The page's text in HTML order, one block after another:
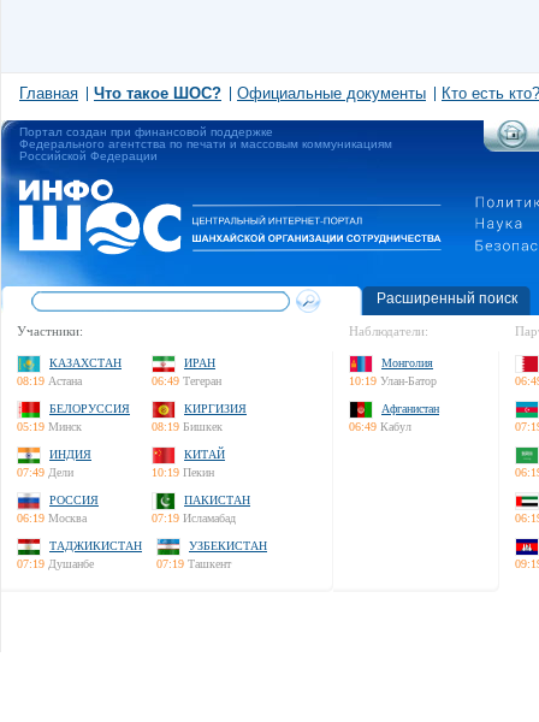
Главная Что такое ШОС? Официальные документы Кто есть кто?
Портал создан при финансовой поддержке
Федерального агентства по печати и массовым коммуникациям
Российской Федерации
Расширенный поиск
Участники:
КАЗАХСТАН
08:19 Астана
ИРАН
06:49 Тегеран
БЕЛОРУССИЯ
05:19 Минск
КИРГИЗИЯ
08:19 Бишкек
ИНДИЯ
07:49 Дели
КИТАЙ
10:19 Пекин
РОССИЯ
06:19 Москва
ПАКИСТАН
07:19 Исламабад
ТАДЖИКИСТАН
07:19 Душанбе
УЗБЕКИСТАН
07:19 Ташкент
Наблюдатели:
Монголия
10:19 Улан-Батор
Афганистан
06:49 Кабул